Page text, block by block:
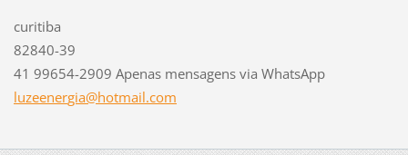
curitiba
82840-39
41 99654-2909 Apenas mensagens via WhatsApp
luzeenergia@hotmail.com